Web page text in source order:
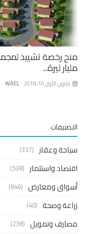
ليرة...
WAEL الأول 10, 2018
وعقار (337)
واستثمار (538)
ومعارض (846)
وصحة (40)
وتمويل (238)